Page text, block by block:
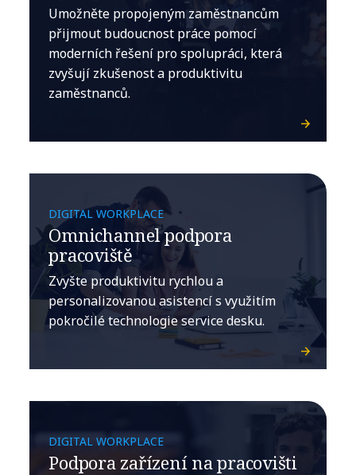
Umožněte propojeným zaměstnancům
přijmout budoucnost práce pomocí
moderních řešení pro spolupráci, která
zvyšují zkušenost a produktivitu
zaměstnanců.
DIGITAL WORKPLACE
Omnichannel podpora
pracoviště
Zvyšte produktivitu rychlou a
personalizovanou asistencí s využitím
pokročilé technologie service desku.
DIGITAL WORKPLACE
Podpora zařízení na pracovišti